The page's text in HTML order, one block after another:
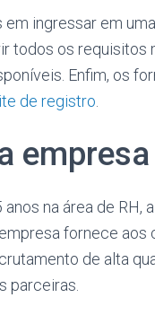
​​em ingressar em
todos os requisitos
Enfim, os
de registro
anos na área de RH,
fornece
de alta
parceiras.